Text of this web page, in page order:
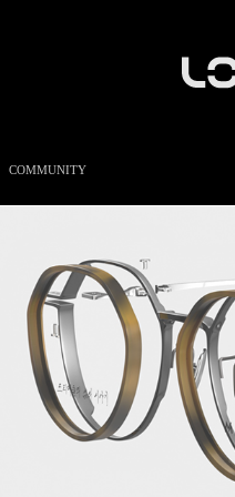
COMMUNITY
A/S안내
상품후기
방문예약